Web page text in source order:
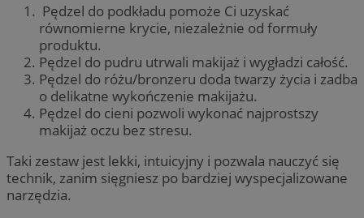
Pędzel do podkładu pomoże Ci uzyskać
równomierne krycie, niezależnie od formuły
produktu.
Pędzel do pudru utrwali makijaż i wygładzi całość.
Pędzel do różu/bronzeru doda twarzy życia i zadba
o delikatne wykończenie makijażu.
Pędzel do cieni pozwoli wykonać najprostszy
makijaż oczu bez stresu.
Taki zestaw jest lekki, intuicyjny i pozwala nauczyć się
technik, zanim sięgniesz po bardziej wyspecjalizowane
narzędzia.